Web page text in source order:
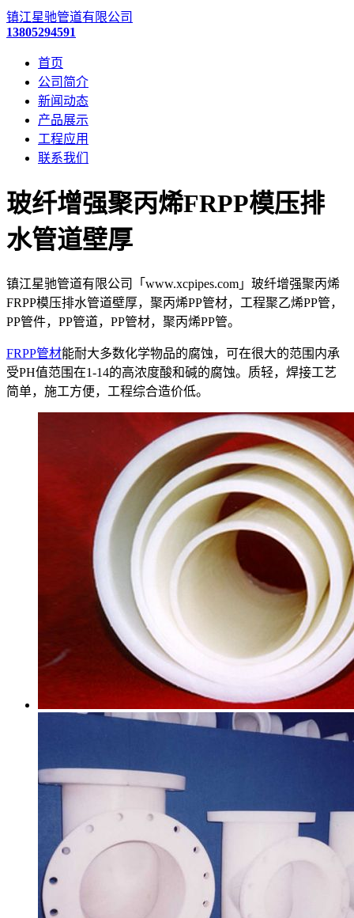
镇江星驰管道有限公司
13805294591
首页
公司简介
新闻动态
产品展示
工程应用
联系我们
玻纤增强聚丙烯FRPP模压排
水管道壁厚
镇江星驰管道有限公司「www.xcpipes.com」玻纤增强聚丙烯
FRPP模压排水管道壁厚，聚丙烯PP管材，工程聚乙烯PP管，
PP管件，PP管道，PP管材，聚丙烯PP管。
FRPP管材能耐大多数化学物品的腐蚀，可在很大的范围内承
受PH值范围在1-14的高浓度酸和碱的腐蚀。质轻，焊接工艺
简单，施工方便，工程综合造价低。